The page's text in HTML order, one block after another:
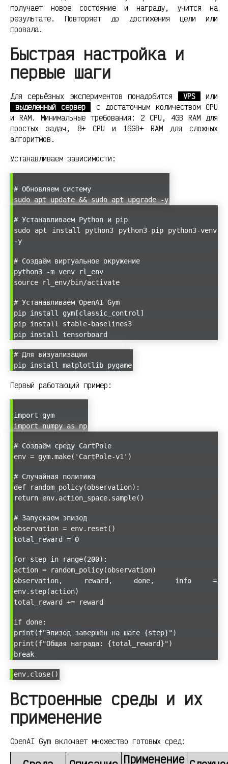
получает новое состояние и награду, учится на
результате. Повторяет до достижения цели или
провала.
Быстрая настройка и
первые шаги
Для серьёзных экспериментов понадобится VPS
или
выделенный сервер
с достаточным количеством CPU
и RAM. Минимальные требования: 2 CPU, 4GB RAM для
простых задач, 8+ CPU и 16GB+ RAM для сложных
алгоритмов.
Устанавливаем зависимости:
# Обновляем систему
sudo apt update && sudo apt upgrade -y
# Устанавливаем Python и pip
sudo apt install python3 python3-pip python3-venv
-y
# Создаём виртуальное окружение
python3 -m venv rl_env
source rl_env/bin/activate
# Устанавливаем OpenAI Gym
pip install gym[classic_control]
pip install stable-baselines3
pip install tensorboard
# Для визуализации
pip install matplotlib pygame
Первый работающий пример:
import gym
import numpy as np
# Создаём среду CartPole
env = gym.make('CartPole-v1')
# Случайная политика
def random_policy(observation):
return env.action_space.sample()
# Запускаем эпизод
observation = env.reset()
total_reward = 0
for step in range(200):
action = random_policy(observation)
observation, reward, done, info =
env.step(action)
total_reward += reward
if done:
print(f"Эпизод завершён на шаге {step}")
print(f"Общая награда: {total_reward}")
break
env.close()
Встроенные среды и их
применение
OpenAI Gym включает множество готовых сред:
Применение